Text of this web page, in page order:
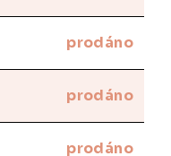
prodáno
prodáno
prodáno